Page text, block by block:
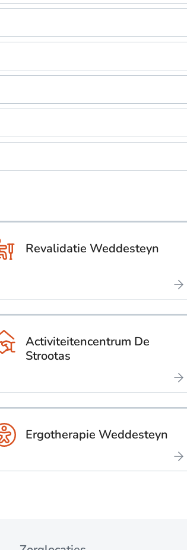
Revalidatie Weddesteyn
Activiteitencentrum De
Strootas
Ergotherapie Weddesteyn